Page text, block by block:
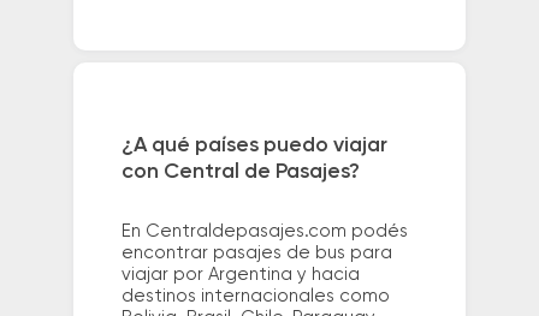
¿A qué países puedo viajar
con Central de Pasajes?
En Centraldepasajes.com podés
encontrar pasajes de bus para
viajar por Argentina y hacia
destinos internacionales como